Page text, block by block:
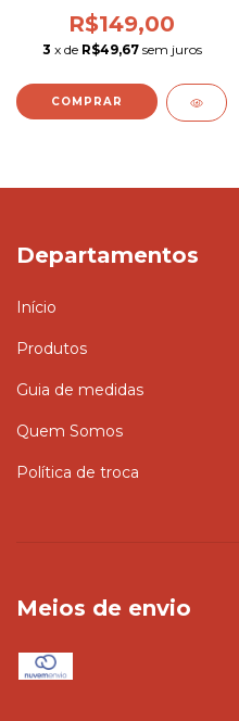
R$149,00
3 x de R$49,67 sem juros
COMPRAR
Departamentos
Início
Produtos
Guia de medidas
Quem Somos
Política de troca
Meios de envio